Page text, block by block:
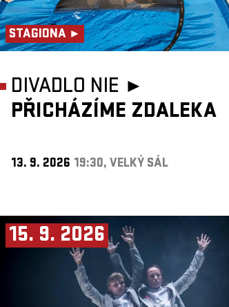
STAGIONA ►
DIVADLO NIE ►
PŘICHÁZÍME ZDALEKA
13. 9. 2026 19:30, VELKÝ SÁL
15. 9. 2026